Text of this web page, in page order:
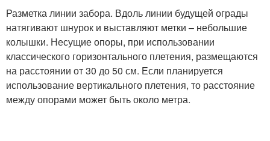
Разметка линии забора. Вдоль линии будущей ограды
натягивают шнурок и выставляют метки – небольшие
колышки. Несущие опоры, при использовании
классического горизонтального плетения, размещаются
на расстоянии от 30 до 50 см. Если планируется
использование вертикального плетения, то расстояние
между опорами может быть около метра.